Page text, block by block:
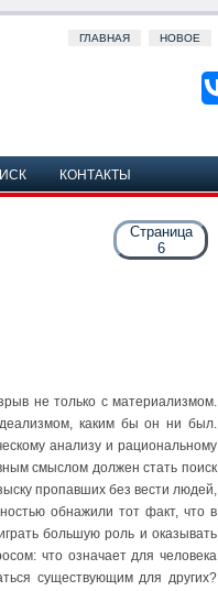
ГЛАВНАЯ НОВОЕ
КОНТАКТЫ
Страница
6
не только с материализмом.
каким бы он ни был.
анализу и рациональному
смыслом должен стать поиск
пропавших без вести людей,
обнажили тот факт, что в
большую роль и оказывать
что означает для человека
существующим для других?